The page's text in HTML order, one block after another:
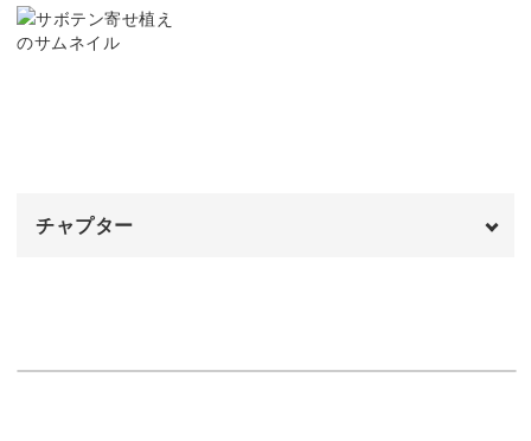
できますよ◎
チャプター